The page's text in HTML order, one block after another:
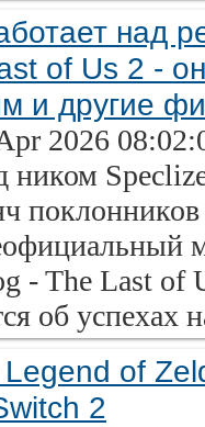
над
of Us 2 -
и другие
2026
ником
- The Last of
об успехах
of
2